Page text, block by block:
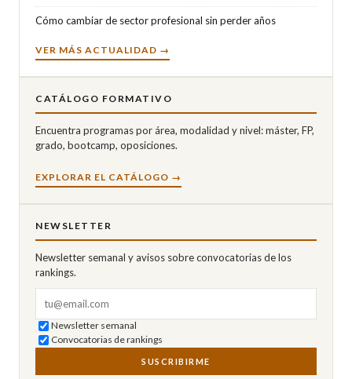
Cómo cambiar de sector profesional sin perder años
VER MÁS ACTUALIDAD →
CATÁLOGO FORMATIVO
Encuentra programas por área, modalidad y nivel: máster, FP,
grado, bootcamp, oposiciones.
EXPLORAR EL CATÁLOGO →
NEWSLETTER
Newsletter semanal y avisos sobre convocatorias de los
rankings.
Newsletter semanal
Convocatorias de rankings
SUSCRIBIRME